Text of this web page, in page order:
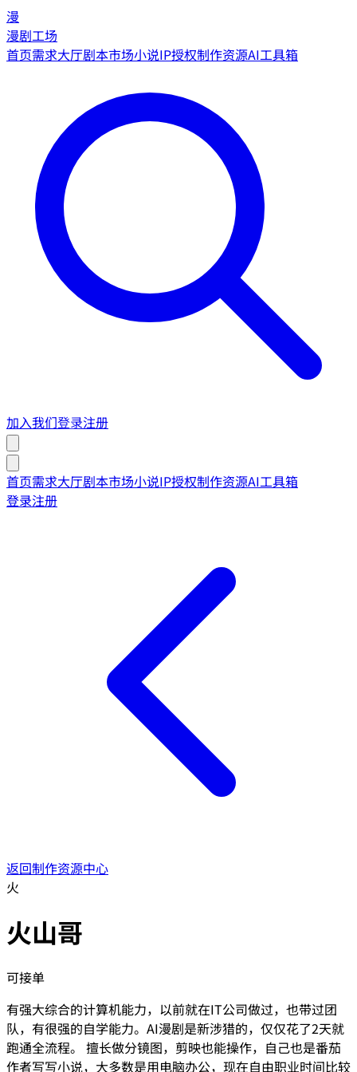
漫
漫剧工场
首页需求大厅剧本市场小说IP授权制作资源AI工具箱
加入我们登录注册
首页需求大厅剧本市场小说IP授权制作资源AI工具箱
登录注册
返回制作资源中心
火
火山哥
可接单
有强大综合的计算机能力，以前就在IT公司做过，也带过团
队，有很强的自学能力。AI漫剧是新涉猎的，仅仅花了2天就
跑通全流程。 擅长做分镜图，剪映也能操作，自己也是番茄
作者写写小说，大多数是用电脑办公，现在自由职业时间比较